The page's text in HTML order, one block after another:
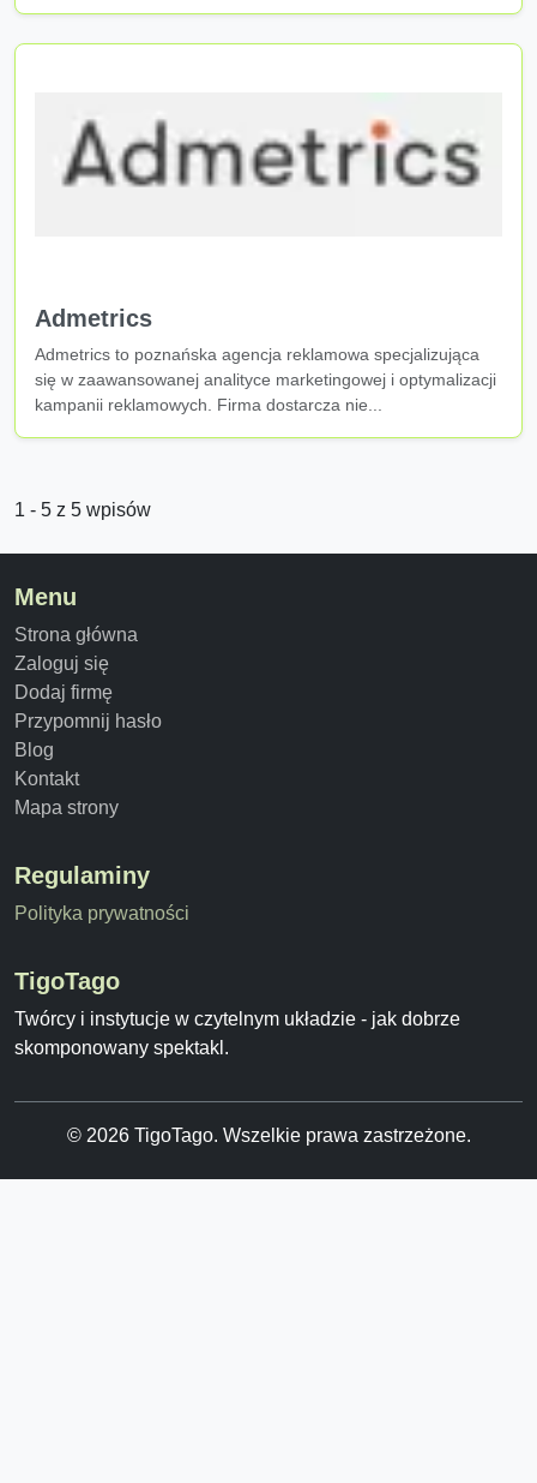
Admetrics
Admetrics to poznańska agencja reklamowa specjalizująca
się w zaawansowanej analityce marketingowej i optymalizacji
kampanii reklamowych. Firma dostarcza nie...
1 - 5 z 5 wpisów
Menu
Strona główna
Zaloguj się
Dodaj firmę
Przypomnij hasło
Blog
Kontakt
Mapa strony
Regulaminy
Polityka prywatności
TigoTago
Twórcy i instytucje w czytelnym układzie - jak dobrze
skomponowany spektakl.
© 2026 TigoTago. Wszelkie prawa zastrzeżone.